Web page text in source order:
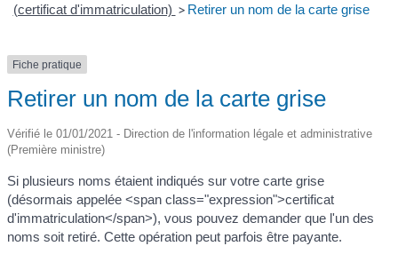
(certificat d'immatriculation) > Retirer un nom de la carte grise
Fiche pratique
Retirer un nom de la carte grise
Vérifié le 01/01/2021 - Direction de l'information légale et administrative
(Première ministre)
Si plusieurs noms étaient indiqués sur votre carte grise
(désormais appelée <span class="expression">certificat
d'immatriculation</span>), vous pouvez demander que l'un des
noms soit retiré. Cette opération peut parfois être payante.